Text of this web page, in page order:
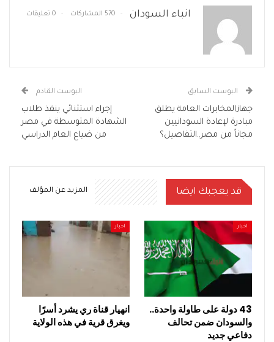
انباء السودان 570 المشاركات 0 تعليقات
البوست السابق
جهازالمخابرات العامة يطلق
مبادرة لإعادة السودانيين
مجاناً من مصر..التفاصيل؟
البوست القادم
إجراء استثنائي ينقذ طلاب
الشهادة المتوسطة في مصر
من ضياع العام الدراسي
قد يعجبك ايضا المزيد عن المؤلف
اخبار
43 دولة على طاولة واحدة..
والسودان ضمن تحالف
دفاعي جديد
اخبار
انهيار قناة ري يشرد أسرًا
ويغرق قرية في هذه الولاية